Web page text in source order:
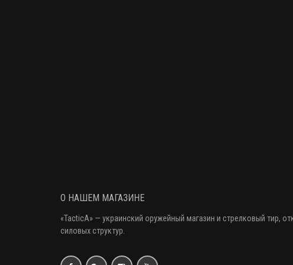
О НАШЕМ МАГАЗИНЕ
«TacticA» — украинский оружейный магазин и стрелковый тир,
силовых структур.